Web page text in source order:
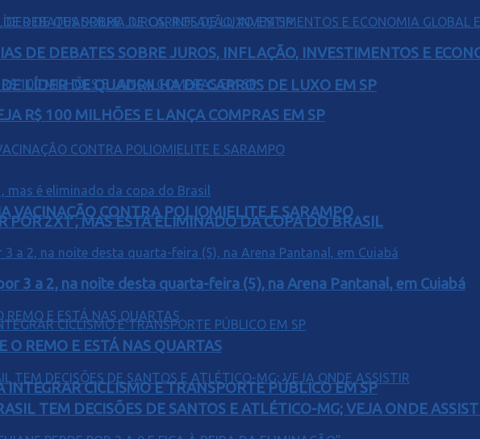
LÍDER DE QUADRILHA DE CARROS DE LUXO EM SP
VACINAÇÃO CONTRA POLIOMIELITE E SARAMPO
INTEGRAR CICLISMO E TRANSPORTE PÚBLICO EM SP
DE DEBATES SOBRE JUROS, INFLAÇÃO, INVESTIMENTOS E
R$ 100 MILHÕES E LANÇA COMPRAS EM SP
POR 2X1 , MAS ESTA ELIMINADO DA COPA DO BRASIL
3 a 2, na noite desta quarta-feira (5), na Arena Pantanal, em Cuiabá
O REMO E ESTÁ NAS QUARTAS
TEM DECISÕES DE SANTOS E ATLÉTICO-MG; VEJA ONDE